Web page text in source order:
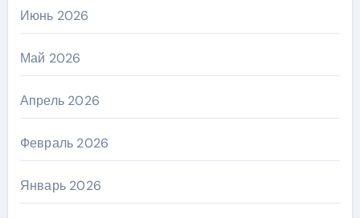
Июнь 2026
Май 2026
Апрель 2026
Февраль 2026
Январь 2026